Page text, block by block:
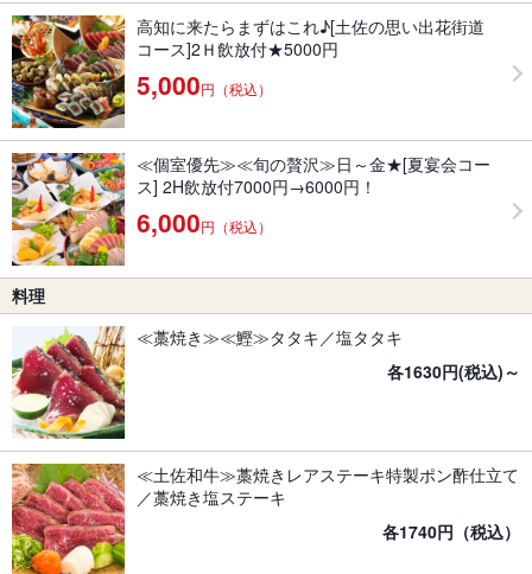
高知に来たらまずはこれ♪[土佐の思い出花街道
コース]2Ｈ飲放付★5000円
5,000円（税込）
≪個室優先≫≪旬の贅沢≫日～金★[夏宴会コー
ス] 2H飲放付7000円→6000円！
6,000円（税込）
料理
≪藁焼き≫≪鰹≫タタキ／塩タタキ
各1630円(税込)～
≪土佐和牛≫藁焼きレアステーキ特製ポン酢仕立て
／藁焼き塩ステーキ
各1740円（税込）